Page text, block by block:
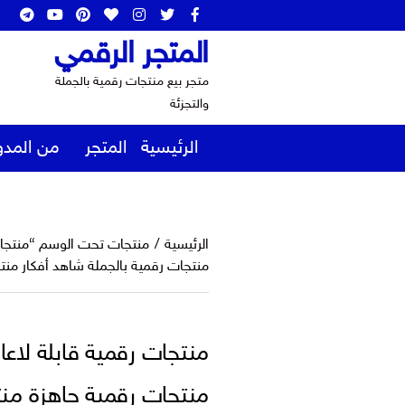
المتجر الرقمي
متجر بيع منتجات رقمية بالجملة
والتجزئة
الرئيسية المتجر من
الرئيسية /
منتجات رقمية بالجملة شاهد أفكار
منتجات رقمية جاهزة